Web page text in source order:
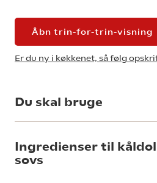
Åbn trin-for-trin-visning
Er du ny i køkkenet, så følg
Du skal bruge
Ingredienser til
sovs